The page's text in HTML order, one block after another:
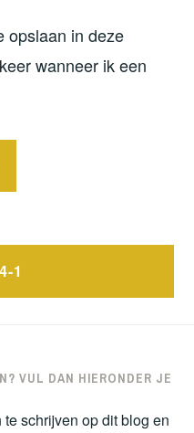
opslaan in deze
wanneer ik een
1
VUL DAN HIERONDER JE
schrijven op dit blog en